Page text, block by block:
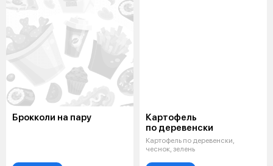
Брокколи на пару
Картофель
по деревенски
Картофель по деревенски,
чеснок, зелень